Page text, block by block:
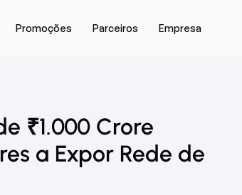
Promoções Parceiros Empresa
₹1.000 Crore
a Expor Rede de